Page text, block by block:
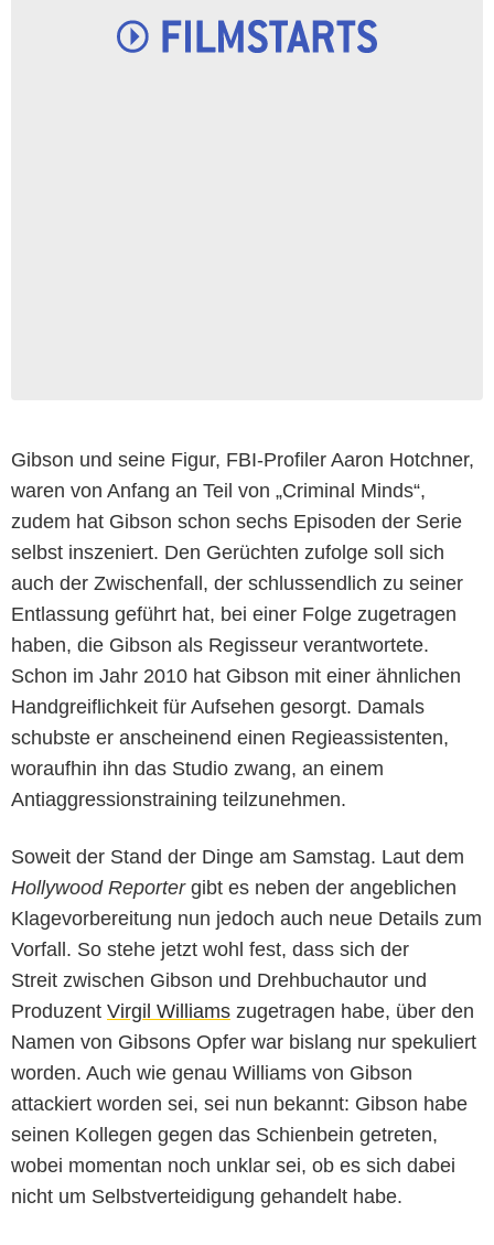
Gibson und seine Figur, FBI-Profiler Aaron Hotchner,
waren von Anfang an Teil von „Criminal Minds“,
zudem hat Gibson schon sechs Episoden der Serie
selbst inszeniert. Den Gerüchten zufolge soll sich
auch der Zwischenfall, der schlussendlich zu seiner
Entlassung geführt hat, bei einer Folge zugetragen
haben, die Gibson als Regisseur verantwortete.
Schon im Jahr 2010 hat Gibson mit einer ähnlichen
Handgreiflichkeit für Aufsehen gesorgt. Damals
schubste er anscheinend einen Regieassistenten,
woraufhin ihn das Studio zwang, an einem
Antiaggressionstraining teilzunehmen.
Soweit der Stand der Dinge am Samstag. Laut dem
Hollywood Reportergibt es neben der angeblichen
Klagevorbereitung nun jedoch auch neue Details zum
Vorfall. So stehe jetzt wohl fest, dass sich der
Streit zwischen Gibson und Drehbuchautor und
Produzent Virgil Williams zugetragen habe, über den
Namen von Gibsons Opfer war bislang nur spekuliert
worden. Auch wie genau Williams von Gibson
attackiert worden sei, sei nun bekannt: Gibson habe
seinen Kollegen gegen das Schienbein getreten,
wobei momentan noch unklar sei, ob es sich dabei
nicht um Selbstverteidigung gehandelt habe.